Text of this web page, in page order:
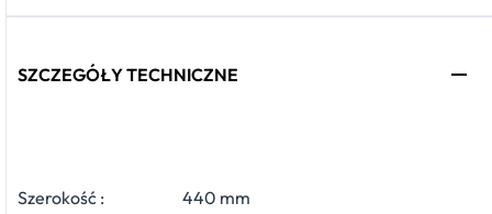
SZCZEGÓŁY TECHNICZNE
Szerokość : 440 mm